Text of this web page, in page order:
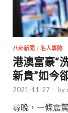
八卦新聞 / 名人事跡
港澳富豪“
新貴”如今
2021-11-27 - by
尋晚，一條震